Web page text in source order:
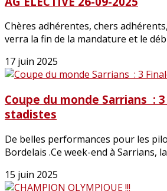
Chères adhérentes, chers
verra la fin de la mandature et le
17 juin 2025
Coupe du monde Sarrians :
stadistes
De belles performances pour les
Bordelais .Ce week-end à Sarrians,
15 juin 2025